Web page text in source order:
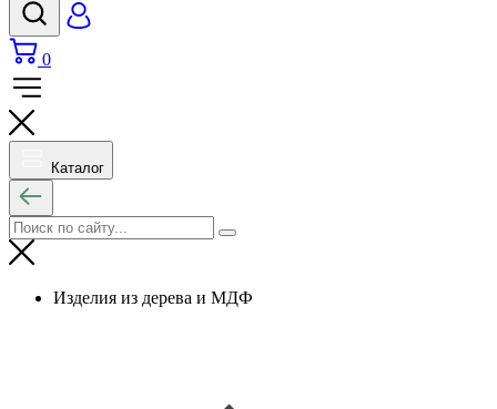
0
Каталог
Изделия из дерева и МДФ